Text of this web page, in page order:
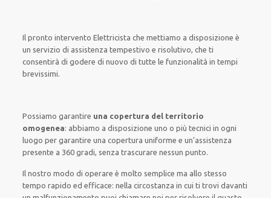
Il pronto intervento Elettricistache mettiamo a disposizione è
un servizio di assistenza tempestivo e risolutivo, che ti
consentirà di godere di nuovodi tutte le funzionalità in tempi
brevissimi.
Possiamo garantire una copertura del territorio
omogenea: abbiamo a disposizione uno o piùtecnici in ogni
luogo pergarantire una coperturauniforme e un’assistenza
presente a 360 gradi, senzatrascurarenessun punto.
Il nostro modo di operare èmolto semplice ma allo stesso
tempo rapido ed efficace: nella circostanza in cuiti trovi davanti